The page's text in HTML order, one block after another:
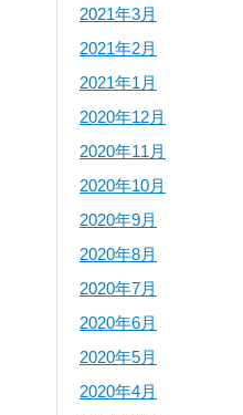
2021年3月
2021年2月
2021年1月
2020年12月
2020年11月
2020年10月
2020年9月
2020年8月
2020年7月
2020年6月
2020年5月
2020年4月